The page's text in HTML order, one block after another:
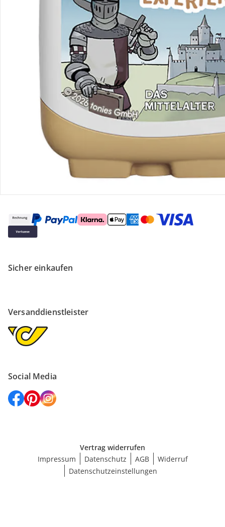
Retoure & Reklamation
Gutscheine & Aktionen
Kontakt & Service
Filialen & Beratung
Über uns
Sicher einkaufen
Versanddienstleister
Social Media
Vertrag widerrufen
Impressum
Datenschutz AGB
Widerruf
Datenschutzeinstellungen